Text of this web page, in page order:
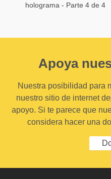
holograma - Parte 4 de 4
Apoya
Nuestra posibilidad para
nuestro sitio de internet
apoyo. Si te parece que
considera hacer una